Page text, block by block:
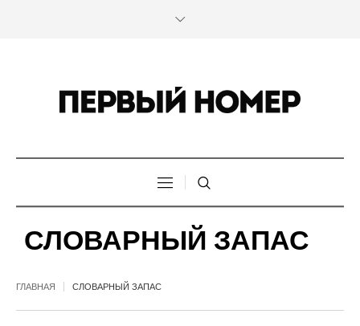
СЛОВАРНЫЙ ЗАПАС
ГЛАВНАЯ СЛОВАРНЫЙ ЗАПАС